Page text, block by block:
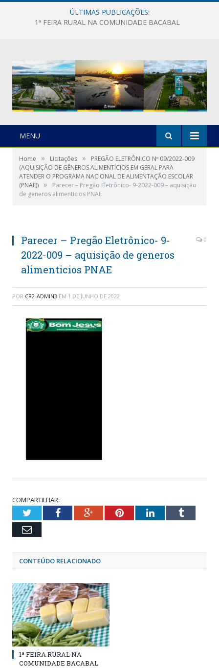
ÚLTIMAS PUBLICAÇÕES:
1ª FEIRA RURAL NA COMUNIDADE BACABAL
MENU
Home » Licitações »
PREGÃO ELETRÔNICO Nº 09/2022-009
(AQUISIÇÃO DE GÊNEROS ALIMENTÍCIOS EM GERAL PARA
ATENDER O PROGRAMA NACIONAL DE ALIMENTAÇÃO ESCOLAR
(PNAE)) »
Parecer – Pregão Eletrônico- 9-2022-009 – aquisição
de generos alimenticios PNAE
Parecer – Pregão Eletrônico- 9-
2022-009 – aquisição de generos
alimenticios PNAE
0
POR CR2-ADMIN3 EM 1 DE JUNHO DE 2022
COMPARTILHAR:
TwitterFacebookGoogle+PinterestLinkedInTumblr
Email
CONTEÚDO RELACIONADO
1ª FEIRA RURAL NA
COMUNIDADE BACABAL